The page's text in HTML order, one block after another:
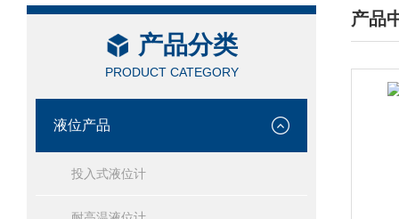
产品分类
PRODUCT CATEGORY
液位产品
投入式液位计
产品
/